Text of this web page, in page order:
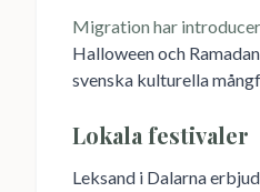
Migration har
Halloween och
svenska kulturella
Lokala festivaler
Leksand i Dalarna